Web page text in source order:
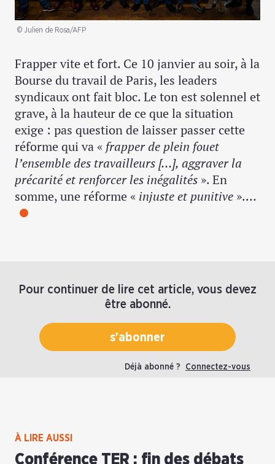
© Julien de Rosa/AFP
Frapper vite et fort. Ce 10 janvier au soir, à la
Bourse du travail de Paris, les leaders
syndicaux ont fait bloc. Le ton est solennel et
grave, à la hauteur de ce que la situation
exige : pas question de laisser passer cette
réforme qui va « frapper de plein fouet
l’ensemble des travailleurs […], aggraver la
précarité et renforcer les inégalités ». En
somme, une réforme « injuste et punitive ».…
Pour continuer de lire cet article, vous devez
être abonné.
s'abonner
Déjà abonné ? Connectez-vous
À LIRE AUSSI
Conférence TER : fin des débats